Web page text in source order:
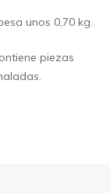
unos 0,70 kg.
piezas